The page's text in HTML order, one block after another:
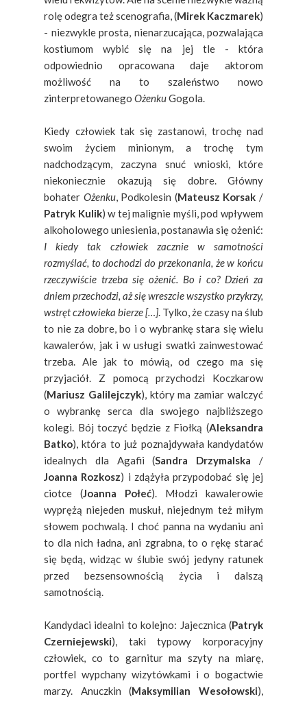
rolę odegra też scenografia, (Mirek Kaczmarek)
- niezwykle prosta, nienarzucająca, pozwalająca
kostiumom wybić się na jej tle - która
odpowiednio opracowana daje aktorom
możliwość na to szaleństwo nowo
zinterpretowanego OżenkuGogola.
Kiedy człowiek tak się zastanowi, trochę nad
swoim życiem minionym, a trochę tym
nadchodzącym, zaczyna snuć wnioski, które
niekoniecznie okazują się dobre. Główny
bohater Ożenku, Podkolesin (Mateusz Korsak /
Patryk Kulik) w tej malignie myśli, pod wpływem
alkoholowego uniesienia, postanawia się ożenić:
I kiedy tak człowiek zacznie w samotności
rozmyślać, to dochodzi do przekonania, że w końcu
rzeczywiście trzeba się ożenić. Bo i co? Dzień za
dniem przechodzi, aż się wreszcie wszystko przykrzy,
wstręt człowieka bierze […]. Tylko, że czasy na ślub
to nie za dobre, bo i o wybrankę stara się wielu
kawalerów, jak i w usługi swatki zainwestować
trzeba. Ale jak to mówią, od czego ma się
przyjaciół. Z pomocą przychodzi Koczkarow
(Mariusz Galilejczyk), który ma zamiar walczyć
o wybrankę serca dla swojego najbliższego
kolegi. Bój toczyć będzie z Fiołką (Aleksandra
Batko), która to już poznajdywała kandydatów
idealnych dla Agafii (Sandra Drzymalska /
Joanna Rozkosz) i zdążyła przypodobać się jej
ciotce (Joanna Połeć). Młodzi kawalerowie
wyprężą niejeden muskuł, niejednym też miłym
słowem pochwalą. I choć panna na wydaniu ani
to dla nich ładna, ani zgrabna, to o rękę starać
się będą, widząc w ślubie swój jedyny ratunek
przed bezsensownością życia i dalszą
samotnością.
Kandydaci idealni to kolejno: Jajecznica (Patryk
Czerniejewski), taki typowy korporacyjny
człowiek, co to garnitur ma szyty na miarę,
portfel wypchany wizytówkami i o bogactwie
marzy. Anuczkin (Maksymilian Wesołowski),